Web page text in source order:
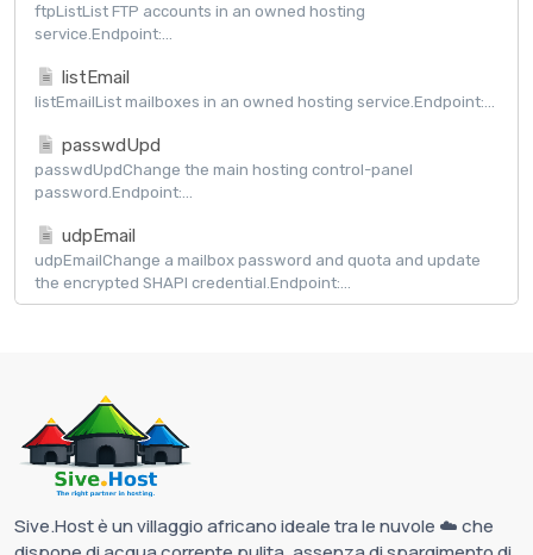
ftpListList FTP accounts in an owned hosting
service.Endpoint:...
listEmail
listEmailList mailboxes in an owned hosting service.Endpoint:...
passwdUpd
passwdUpdChange the main hosting control-panel
password.Endpoint:...
udpEmail
udpEmailChange a mailbox password and quota and update
the encrypted SHAPI credential.Endpoint:...
Sive.Host è un villaggio africano ideale tra le nuvole ☁️ che